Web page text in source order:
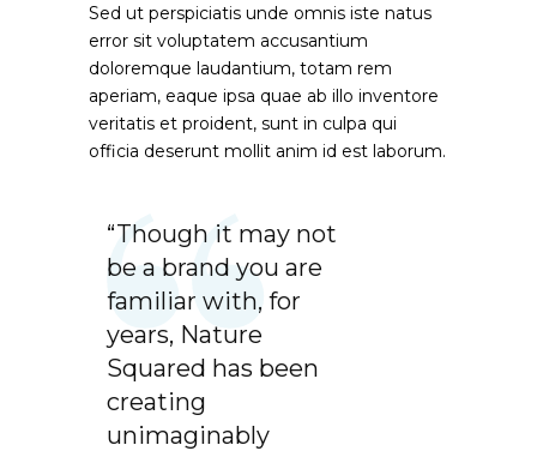
Sed ut perspiciatis unde omnis iste natus
error sit voluptatem accusantium
doloremque laudantium, totam rem
aperiam, eaque ipsa quae ab illo inventore
veritatis et proident, sunt in culpa qui
officia deserunt mollit anim id est laborum.
“Though it may not
be a brand you are
familiar with, for
years, Nature
Squared has been
creating
unimaginably